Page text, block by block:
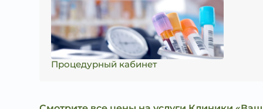
Процедурный кабинет